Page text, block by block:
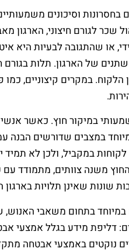
בחסרונות וסיכונים
שכר לגורם חיצוני,
או שהתגובה לבעיות
של הארגון. תלות בגורם
הלקוח. במקרים קיצוניים,
במיקור חוץ. כאשר
במצבים שדורשים
במקביל, ולכן לא
משנה צוותים, מתמודד עם
שונות שאינן תלויות בארגון
במיוחד בתחום משאבי
דליפת מידע בגלל
באמצעי אבטחה